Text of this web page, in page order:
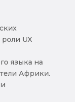
UX
языка на
Африки.